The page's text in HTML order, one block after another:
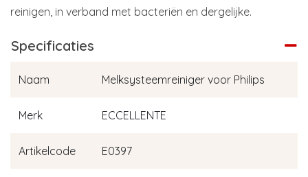
reinigen, in verband met bacteriën en dergelijke.
Specificaties
Naam Melksysteemreiniger voor Philips
Merk ECCELLENTE
Artikelcode E0397